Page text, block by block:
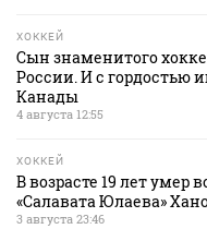
ХОККЕЙ
Сын знаменитого
России. И с гордостью
Канады
4 августа 12:55
ХОККЕЙ
В возрасте 19 лет умер
«Салавата Юлаева»
3 августа 23:46